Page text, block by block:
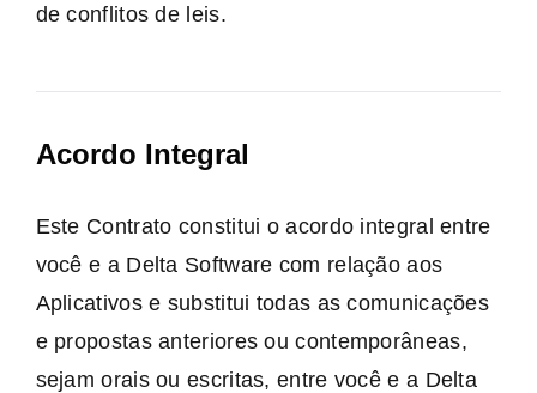
de conflitos de leis.
Acordo Integral
Este Contrato constitui o acordo integral entre
você e a Delta Software com relação aos
Aplicativos e substitui todas as comunicações
e propostas anteriores ou contemporâneas,
sejam orais ou escritas, entre você e a Delta